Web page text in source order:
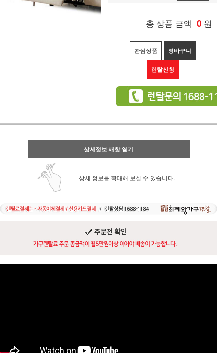
총 상품 금액 0 원
관심상품 장바구니
렌탈신청
상세정보 새창 열기
상세 정보를 확대해 보실 수 있습니다.